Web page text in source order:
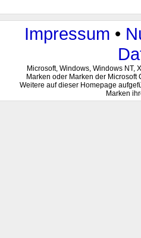
Impressum •
Microsoft, Windows, Windows NT,
Marken oder Marken der
Weitere auf dieser Homepage
Marken